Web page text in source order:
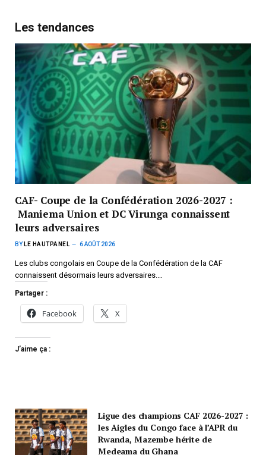
Les tendances
CAF- Coupe de la Confédération 2026-2027 :
Maniema Union et DC Virunga connaissent
leurs adversaires
BY LE HAUTPANEL 6 AOÛT 2026
Les clubs congolais en Coupe de la Confédération de la CAF
connaissent désormais leurs adversaires.…
Partager :
Facebook X
J’aime ça :
Ligue des champions CAF 2026-2027 :
les Aigles du Congo face à l’APR du
Rwanda, Mazembe hérite de
Medeama du Ghana